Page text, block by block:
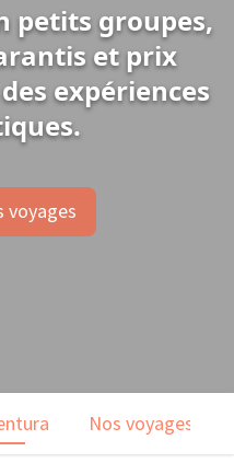
petits groupes,
et prix
expériences
voyages
Nos voyages